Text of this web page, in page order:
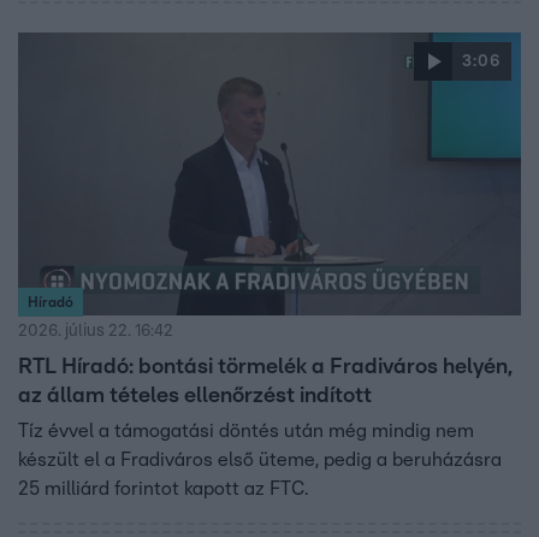
3:06
Híradó
2026. július 22. 16:42
RTL Híradó: bontási törmelék a Fradiváros helyén,
az állam tételes ellenőrzést indított
Tíz évvel a támogatási döntés után még mindig nem
készült el a Fradiváros első üteme, pedig a beruházásra
25 milliárd forintot kapott az FTC.